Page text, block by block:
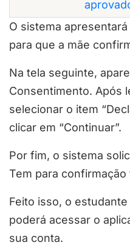
O sistema
para que a mãe
Na tela seguinte,
Consentimento. Após
selecionar o item
clicar em “Continuar”.
Por fim, o sistema
Tem para confirmação
Feito isso, o
poderá acessar o
sua conta.